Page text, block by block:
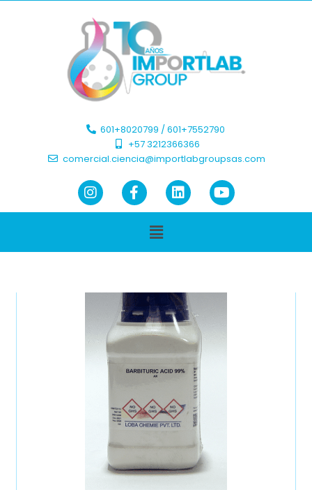
601+8020799 / 601+7552790 ​
+57 3212366366​
comercial.ciencia@importlabgroupsas.com